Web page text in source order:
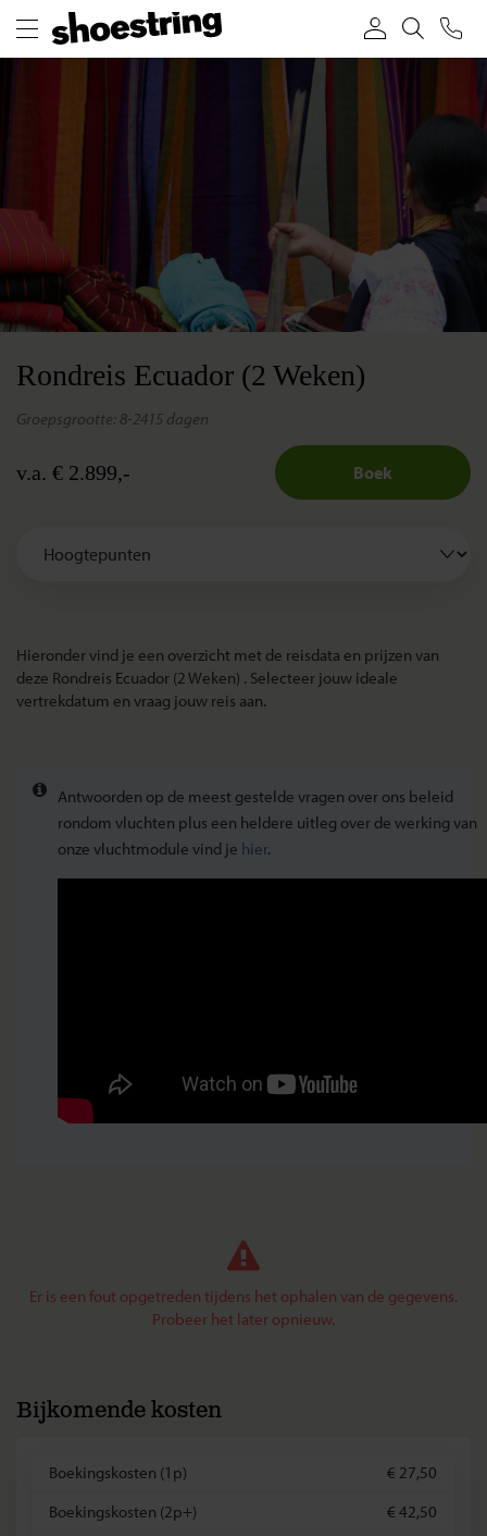
Rondreis Ecuador (2 Weken)
Boek
v.a. € 2.899,-
groepsgrootte: 8-24 15 dagen
Hieronder vind je een overzicht met de reisdata en prijzen van
deze Rondreis Ecuador (2 Weken) . Selecteer jouw ideale
vertrekdatum en vraag jouw reis aan.
Antwoorden op de meest gestelde vragen over ons beleid
rondom vluchten plus een heldere uitleg over de werking van
onze vluchtmodule vind je hier.
Er is een fout opgetreden tijdens het ophalen van de gegevens.
Probeer het later opnieuw.
Bijkomende kosten
Boekingskosten (1p)
€ 27,50
Boekingskosten (2p+)
€ 42,50